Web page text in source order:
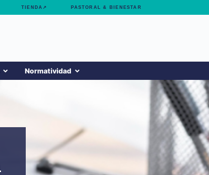
TIENDA↗ PASTORAL & BIENESTAR
Normatividad